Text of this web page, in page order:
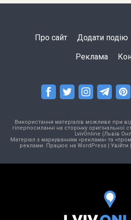
Про сайт Додати подію
Реклама
Використання матеріалів можливе при
гіперпосиланні на сторінку оригінальної
LvivOnline (Львів
Матеріал з маркуванням «реклама» та
реклами. Працює на WordPress| Увійти